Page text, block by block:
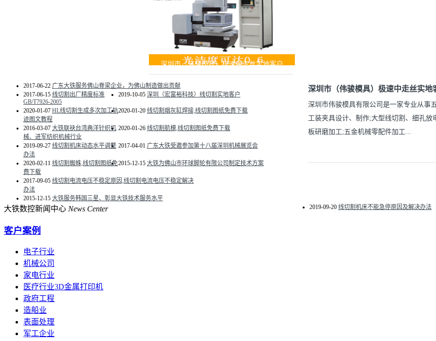
深圳市（伟骏模具）极速中走丝实地客户
深圳市（伟骏模具）极速中走丝实地
深圳市伟骏模具有限公司是一家专业从事
工装夹具设计、制作;大型线切割、细孔放
板研磨加工;五金机械零配件加工...
2017-06-22 广东大铁服务佛山脊梁企业，为佛山制造做出贡献
2019-10-05 深圳（宏富裕科技）线切割实地客户
2017-06-15 线切割出厂精度标准
GB/T7926-2005
2020-01-20 线切割烟灰缸焊接,线切割图纸免费下载
2020-01-07 HL线切割生成多次加工轨
迹图文教程
2020-01-26 线切割航模,线切割图纸免费下载
2016-03-07 大铁联袂台湾典洋针织机
械、进军纺织机械行业
2017-04-01 广东大铁受邀参加第十八届深圳机械展览会
2019-09-27 线切割机床动态水平调整
办法
2015-12-15 大铁为佛山市环球脚轮有限公司制定技术方案
2020-02-11 线切割蜘蛛,线切割图纸免
费下载
2017-09-05 线切割电流电压不稳定原因,线切割电流电压不稳定解决
办法
2015-12-15 大铁服务韩国三星、彰显大铁技术服务水平
2019-09-20 线切割机床不能急停原因及解决办法
大铁数控新闻中心 News Center
客户案例
电子行业
机械公司
家电行业
医疗行业3D金属打印机
政府工程
造船业
表面处理
军工企业